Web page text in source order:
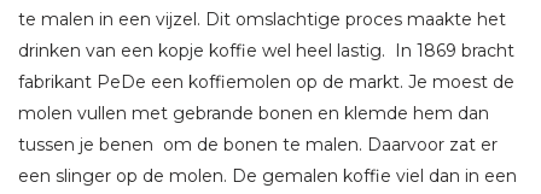
te malen in een vijzel. Dit omslachtige proces maakte het
drinken van een kopje koffie wel heel lastig. In 1869 bracht
fabrikant PeDe een koffiemolen op de markt. Je moest de
molen vullen met gebrande bonen en klemde hem dan
tussen je benen om de bonen te malen. Daarvoor zat er
een slinger op de molen. De gemalen koffie viel dan in een